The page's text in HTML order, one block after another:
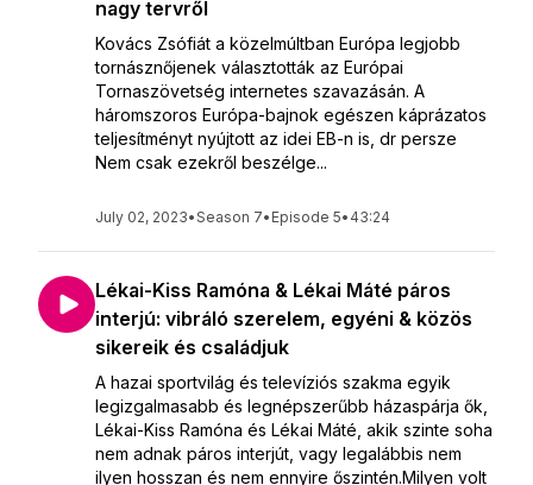
nagy tervről
Kovács Zsófiát a közelmúltban Európa legjobb
tornásznőjenek választották az Európai
Tornaszövetség internetes szavazásán. A
háromszoros Európa-bajnok egészen káprázatos
teljesítményt nyújtott az idei EB-n is, dr persze
Nem csak ezekről beszélge...
July 02, 2023•Season 7• Episode 5• 43:24
Lékai-Kiss Ramóna & Lékai Máté páros
interjú: vibráló szerelem, egyéni & közös
sikereik és családjuk
A hazai sportvilág és televíziós szakma egyik
legizgalmasabb és legnépszerűbb házaspárja ők,
Lékai-Kiss Ramóna és Lékai Máté, akik szinte soha
nem adnak páros interjút, vagy legalábbis nem
ilyen hosszan és nem ennyire őszintén.Milyen volt